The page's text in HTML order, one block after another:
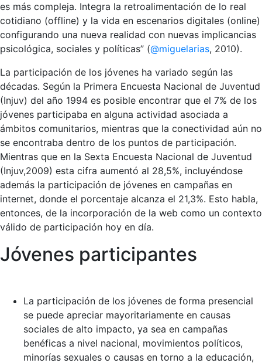
es más compleja. Integra la retroalimentación de lo real
cotidiano (offline) y la vida en escenarios digitales (online)
configurando una nueva realidad con nuevas implicancias
psicológica, sociales y políticas” (@miguelarias, 2010).
La participación de los jóvenes ha variado según las
décadas. Según la Primera Encuesta Nacional de Juventud
(Injuv) del año 1994 es posible encontrar que el 7% de los
jóvenes participaba en alguna actividad asociada a
ámbitos comunitarios, mientras que la conectividad aún no
se encontraba dentro de los puntos de participación.
Mientras que en la Sexta Encuesta Nacional de Juventud
(Injuv,2009) esta cifra aumentó al 28,5%, incluyéndose
además la participación de jóvenes en campañas en
internet, donde el porcentaje alcanza el 21,3%. Esto habla,
entonces, de la incorporación de la web como un contexto
válido de participación hoy en día.
Jóvenes participantes
La participación de los jóvenes de forma presencial
se puede apreciar mayoritariamente en causas
sociales de alto impacto, ya sea en campañas
benéficas a nivel nacional, movimientos políticos,
minorías sexuales o causas en torno a la educación,